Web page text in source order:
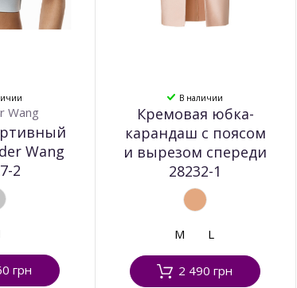
Wang
Wang
2
грн
В наличии
Кремовая юбка-
карандаш с поясом
и вырезом спереди
28232-1
M L
2 490 грн